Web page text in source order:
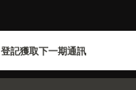
登記獲取下一期通訊